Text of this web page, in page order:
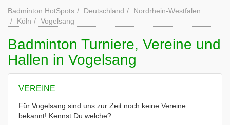
Badminton HotSpots Deutschland
Nordrhein-Westfalen
Köln
Vogelsang
Badminton Turniere, Vereine und
Hallen in Vogelsang
VEREINE
Für Vogelsang sind uns zur Zeit noch keine Vereine
bekannt! Kennst Du welche?